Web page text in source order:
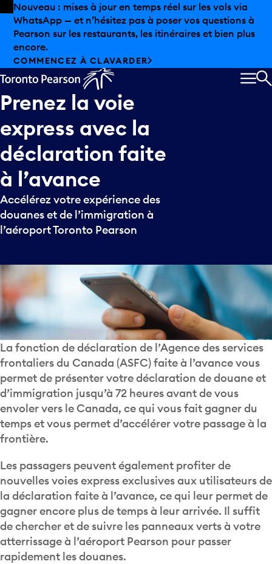
Skip to offers
Passer au contenu principal
Nouveau : mises à jour en temps réel sur les vols via
WhatsApp — et n’hésitez pas à poser vos questions à
Pearson sur les restaurants, les itinéraires et bien plus
encore.
COMMENCEZ À CLAVARDER
Prenez la voie
express avec la
déclaration faite
à l’avance
Accélérez votre expérience des
douanes et de l’immigration à
l’aéroport Toronto Pearson
La fonction de déclaration de l’Agence des services
frontaliers du Canada (ASFC) faite à l’avance vous
permet de présenter votre déclaration de douane et
d’immigration jusqu’à 72 heures avant de vous
envoler vers le Canada, ce qui vous fait gagner du
temps et vous permet d’accélérer votre passage à la
frontière.
Les passagers peuvent également profiter de
nouvelles voies express exclusives aux utilisateurs de
la déclaration faite à l’avance, ce qui leur permet de
gagner encore plus de temps à leur arrivée. Il suffit
de chercher et de suivre les panneaux verts à votre
atterrissage à l’aéroport Pearson pour passer
rapidement les douanes.